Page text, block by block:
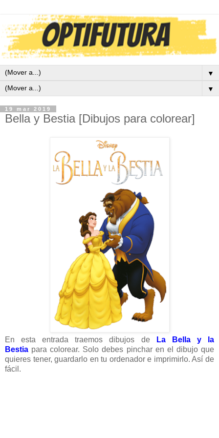
▼
▼
19 mar 2019
Bella y Bestia [Dibujos para colorear]
En esta entrada traemos dibujos de
La Bella y la
Bestia para colorear. Solo debes pinchar en el dibujo que
quieres tener, guardarlo en tu ordenador e imprimirlo. Así de
fácil.